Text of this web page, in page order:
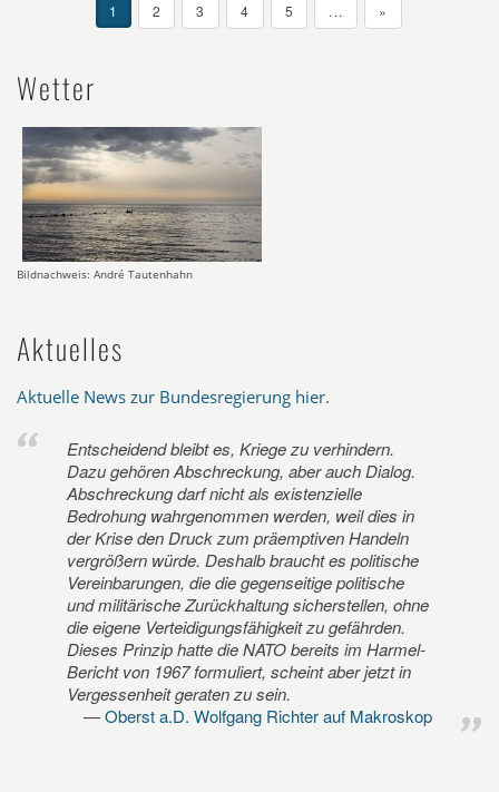
1 2 3 4 5 ... »
Wetter
Bildnachweis: André Tautenhahn
Aktuelles
Aktuelle News zur Bundesregierung hier.
Entscheidend bleibt es, Kriege zu verhindern.
Dazu gehören Abschreckung, aber auch Dialog.
Abschreckung darf nicht als existenzielle
Bedrohung wahrgenommen werden, weil dies in
der Krise den Druck zum präemptiven Handeln
vergrößern würde. Deshalb braucht es politische
Vereinbarungen, die die gegenseitige politische
und militärische Zurückhaltung sicherstellen, ohne
die eigene Verteidigungsfähigkeit zu gefährden.
Dieses Prinzip hatte die NATO bereits im Harmel-
Bericht von 1967 formuliert, scheint aber jetzt in
Vergessenheit geraten zu sein.
Oberst a.D. Wolfgang Richter auf Makroskop